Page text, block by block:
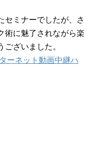
セミナーでしたが、さ
術に魅了されながら楽
ざいました。
ーネット動画中継ハ